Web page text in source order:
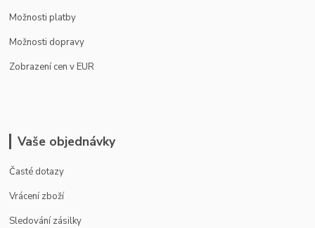
Možnosti platby
Možnosti dopravy
Zobrazení cen v EUR
Vaše objednávky
Časté dotazy
Vrácení zboží
Sledování zásilky